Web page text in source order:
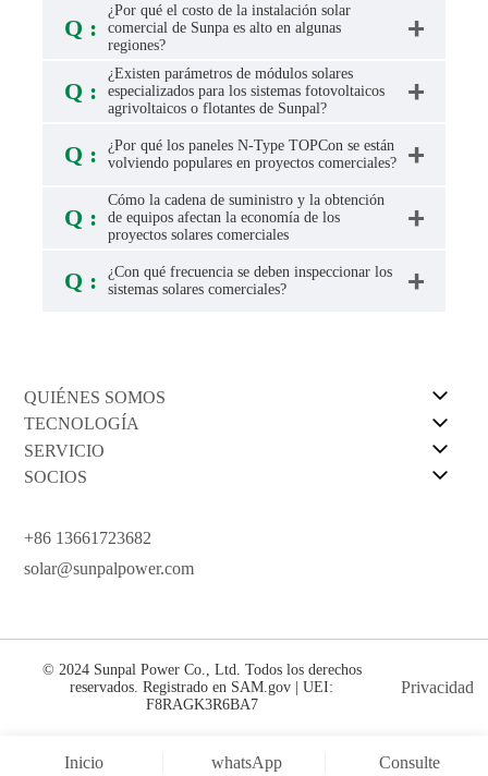
Q :
¿Por qué el costo de la instalación solar
comercial de Sunpa es alto en algunas
regiones?
Q :
¿Existen parámetros de módulos solares
especializados para los sistemas fotovoltaicos
agrivoltaicos o flotantes de Sunpal?
Q :
¿Por qué los paneles N-Type TOPCon se están
volviendo populares en proyectos comerciales?
Q :
Cómo la cadena de suministro y la obtención
de equipos afectan la economía de los
proyectos solares comerciales
Q :
¿Con qué frecuencia se deben inspeccionar los
sistemas solares comerciales?
QUIÉNES SOMOS
TECNOLOGÍA
SERVICIO
SOCIOS
+86 13661723682
solar@sunpalpower.com
© 2024 Sunpal Power Co., Ltd. Todos los derechos
reservados. Registrado en SAM.gov | UEI:
F8RAGK3R6BA7
Privacidad
Inicio whatsApp Consulte